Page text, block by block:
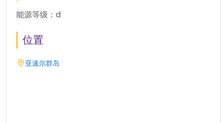
能源等级：d
位置
亚速尔群岛